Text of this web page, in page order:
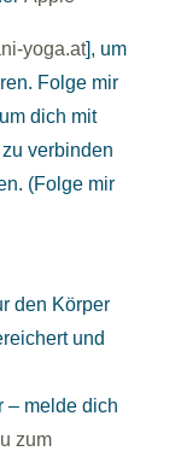
yoga.at], um
Folge mir
dich mit
verbinden
(Folge mir
den Körper
und
– melde dich
zum